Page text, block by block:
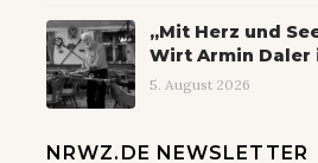
„Mit Herz und
Wirt Armin Daler
5. August 2026
NRWZ.DE NEWSLETTER